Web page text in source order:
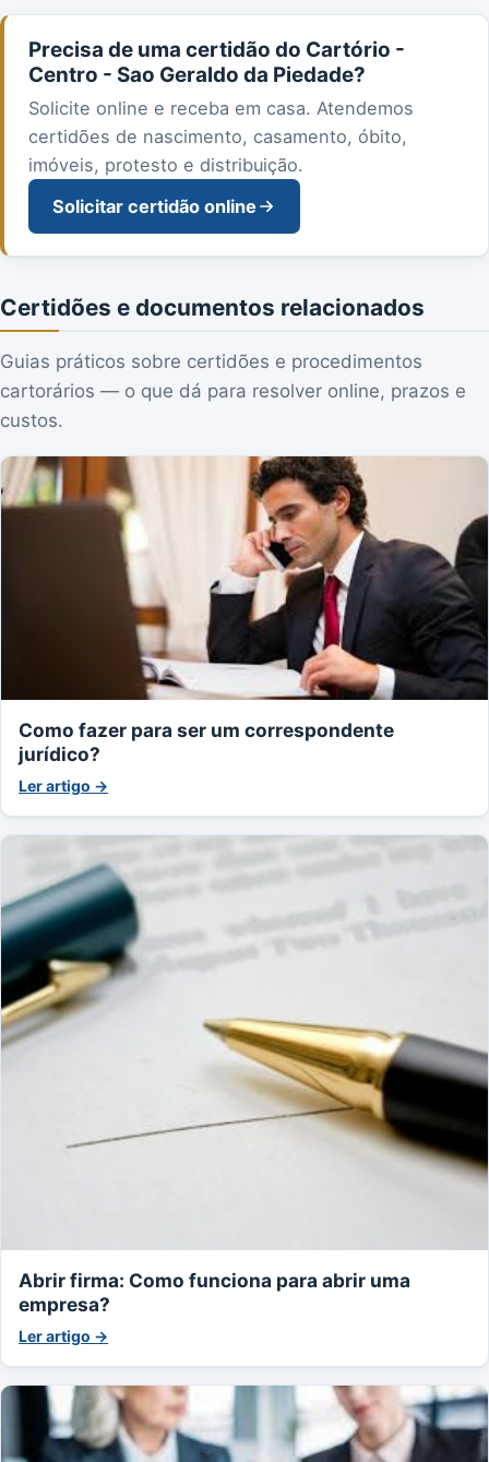
Precisa de uma certidão do Cartório -
Centro - Sao Geraldo da Piedade?
Solicite online e receba em casa. Atendemos
certidões de nascimento, casamento, óbito,
imóveis, protesto e distribuição.
Solicitar certidão online
Certidões e documentos relacionados
Guias práticos sobre certidões e procedimentos
cartorários — o que dá para resolver online, prazos e
custos.
Como fazer para ser um correspondente
jurídico?
Ler artigo →
Abrir firma: Como funciona para abrir uma
empresa?
Ler artigo →